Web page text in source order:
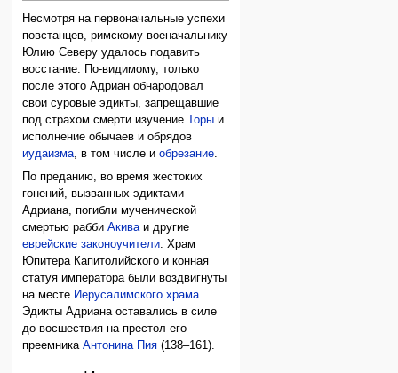
Несмотря на первоначальные успехи
повстанцев, римскому военачальнику
Юлию Северу удалось подавить
восстание. По-видимому, только
после этого Адриан обнародовал
свои суровые эдикты, запрещавшие
под страхом смерти изучение
Торы и
исполнение обычаев и обрядов
иудаизма, в том числе иобрезание.
По преданию, во время жестоких
гонений, вызванных эдиктами
Адриана, погибли мученической
смертью раббиАкиваи другие
еврейские законоучители. Храм
Юпитера Капитолийского и конная
статуя императора были воздвигнуты
на месте Иерусалимского храма.
Эдикты Адриана оставались в силе
до восшествия на престол его
преемникаАнтонина Пия (138–161).